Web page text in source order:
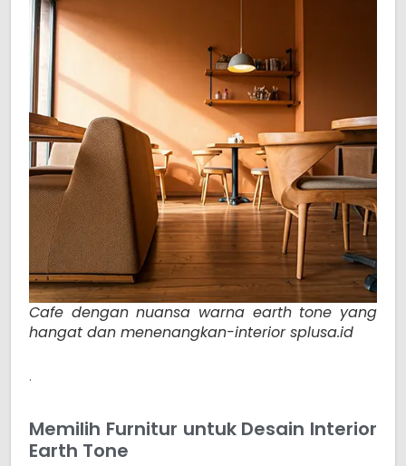
Cafe dengan nuansa warna earth tone yang
hangat dan menenangkan-interior splusa.id
.
Memilih Furnitur untuk Desain Interior
Earth Tone